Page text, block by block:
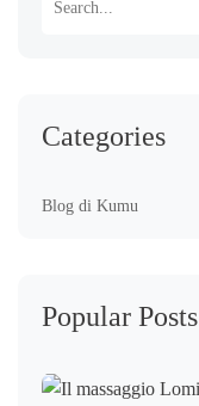
Categories
Blog di Kumu
Popular Posts